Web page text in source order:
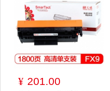
¥ 201.00